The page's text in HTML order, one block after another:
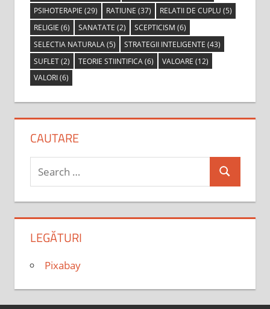
PSIHOTERAPIE (29) RATIUNE (37) RELATII DE CUPLU (5)
RELIGIE (6) SANATATE (2) SCEPTICISM (6)
SELECTIA NATURALA(5) STRATEGII INTELIGENTE (43)
SUFLET(2) TEORIE STIINTIFICA(6) VALOARE (12)
VALORI(6)
CAUTARE
Search
for:
Search
LEGĂTURI
Pixabay